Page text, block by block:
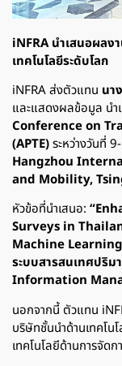
iNFRA นำเสนอผลง
เทคโนโลยีระดับโลก
iNFRA ส่งตัวแทน นา
และแสดงผลข้อมูล นำ
Conference on
(APTE)ระหว่างวันที่
Hangzhou
and Mobility,
หัวข้อที่นำเสนอ:
Surveys in
Machine
ระบบสารสนเทศปริ
Information
นอกจากนี้ ตัวแทน
บริษัทชั้นนำด้านเทคโ
เทคโนโลยีด้านการจัด